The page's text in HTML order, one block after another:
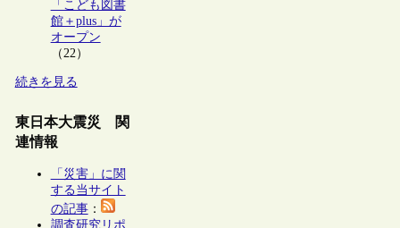
「こども図書
館＋plus」が
オープン
（22）
続きを見る
東日本大震災 関
連情報
「災害」に関
する当サイト
の記事：
調査研究リポ